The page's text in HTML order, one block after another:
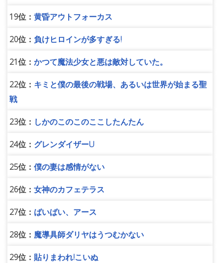
19位： 黄昏アウトフォーカス
20位： 負けヒロインが多すぎる!
21位： かつて魔法少女と悪は敵対していた。
22位： キミと僕の最後の戦場、あるいは世界が始まる聖
戦
23位： しかのこのこのここしたんたん
24位： グレンダイザーU
25位： 僕の妻は感情がない
26位： 女神のカフェテラス
27位： ばいばい、アース
28位： 魔導具師ダリヤはうつむかない
29位： 貼りまわれ!こいぬ